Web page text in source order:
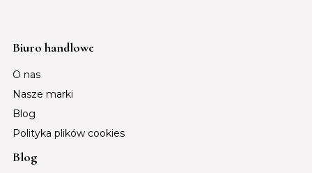
Biuro handlowe
O nas
Nasze marki
Blog
Polityka plików cookies
Blog